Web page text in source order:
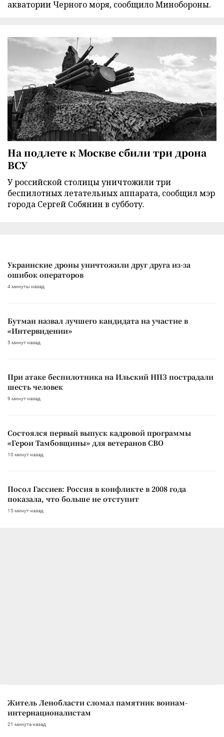
акватории Черного моря, сообщило Минобороны.
На подлете к Москве сбили три дрона
ВСУ
У российской столицы уничтожили три
беспилотных летательных аппарата, сообщил мэр
города Сергей Собянин в субботу.
Украинские дроны уничтожили друг друга из-за
ошибок операторов
4 минуты назад
Бутман назвал лучшего кандидата на участие в
«Интервидении»
5 минут назад
При атаке беспилотника на Ильский НПЗ пострадали
шесть человек
9 минут назад
Состоялся первый выпуск кадровой программы
«Герои Тамбовщины» для ветеранов СВО
10 минут назад
Посол Гассиев: Россия в конфликте в 2008 года
показала, что больше не отступит
15 минут назад
Житель Ленобласти сломал памятник воинам-
интернационалистам
21 минута назад